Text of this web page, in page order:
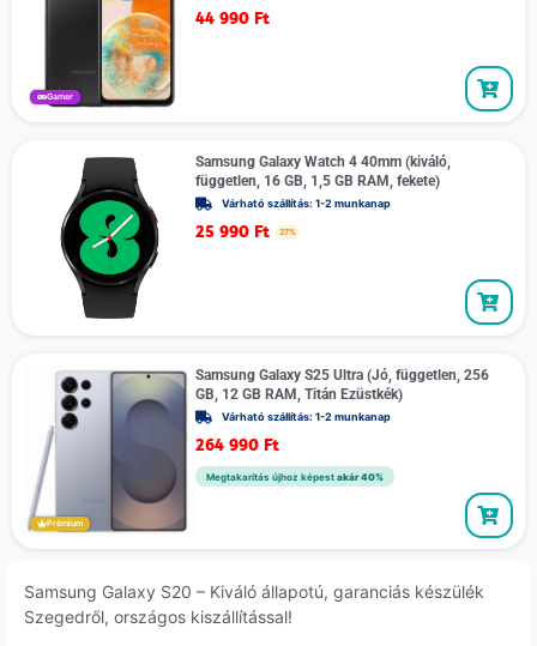
Gamer
44 990 Ft
Samsung Galaxy Watch 4 40mm (kiváló,
független, 16 GB, 1,5 GB RAM, fekete)
Várható szállítás: 1-2 munkanap
25 990 Ft 27%
Prémium
Samsung Galaxy S25 Ultra (Jó, független, 256
GB, 12 GB RAM, Titán Ezüstkék)
Várható szállítás: 1-2 munkanap
264 990 Ft
Megtakarítás újhoz képest akár 40%
Samsung Galaxy S20 – Kiváló állapotú, garanciás készülék
Szegedről, országos kiszállítással!